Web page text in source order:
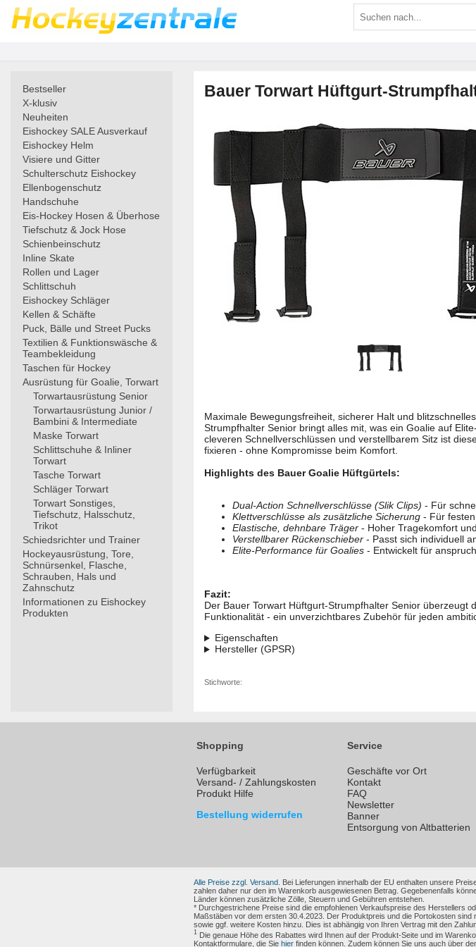
Bestseller
X-klusiv
Neuheiten
Eishockey SALE Ausverkauf
Eishockey Helm
Visiere und Gitter
Schulterschutz Eishockey
Ellenbogenschutz
Handschuhe
Eis-Hockey Hosen & Überhose
Tiefschutz & Jock Hose
Schienbeinschutz
Inline Skate
Rollen und Lager
Schlittschuh
Eishockey Schläger
Kellen & Schäfte
Puck, Bälle und Street Pucks
Textilien & Funktionswäsche &
Teambekleidung
Taschen für Hockey
Ausrüstung für Goalie, Torwart
Torwartausrüstung Senior
Torwartausrüstung Junior /
Bambini & Intermediate
Maske Torwart
Schlittschuhe & Inliner
Torwart
Tasche Torwart
Schläger Torwart
Torwart Sonstiges,
Tiefschutz, Halsschutz,
Trikot
Schiedsrichter und Trainer
Hockeyausrüstung, Tore,
Schnürsenkel, Flasche,
Schrauben, Hals und
Zahnschutz
Informationen zu Eishockey
Produkten
Bauer Torwart Hüftgurt-
Maximale Bewegungsfreiheit, sicherer Halt und
Strumpfhalter Senior bringt alles mit, was ein Goalie auf
cleveren Schnellverschlüssen und verstellbarem Sitz ist
fixieren - ohne Kompromisse beim Komfort.
Highlights des Bauer Goalie Hüftgürtels:
Dual-Action Schnellverschlüsse (Slik Clips) - Für
Klettverschlüsse als zusätzliche Sicherung - Für
Elastische, dehnbare Träger - Hoher Tragekomfort
Verstellbarer Rückenschieber - Passt sich individuell
Elite-Performance für Goalies - Entwickelt für
Fazit:
Der Bauer Torwart Hüftgurt-Strumpfhalter Senior
Funktionalität - ein unverzichtbares Zubehör für jeden
Eigenschaften
Hersteller (GPSR)
Stichworte:
Shopping
Verfügbarkeit
Versand- / Zahlungskosten
Produkt Hilfe
Bestellung widerrufen
Service
Geschäfte vor Ort
Kontakt
FAQ
Newsletter
Banner
Entsorgung von Altbatterien
Alle Preise zzgl. Versand. Bei Lieferungen innerhalb der EU enthalten unsere
zahlen daher nur den im Warenkorb ausgewiesenen Betrag. Gegebenenfalls
Länder können zusätzliche Zölle, Steuern und Gebühren entstehen.
* Durchgestrichene Preise sind die empfohlenen Verkaufspreise des Herstellers
Maßstäben vor dem ersten 30.4.2023. Der Produktpreis und die Portokosten
sowie ggf. weitere Kosten hinzu. Dies ist abhängig von Ihren Vertrag mit den
1 Die genaue Höhe des Rabattes wird Ihnen auf der Produkt-Seite und im
Kontaktformulare, die Sie hier finden können. Zudem können Sie uns auch über